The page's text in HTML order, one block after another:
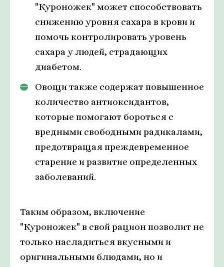
"Куроножек" может способствовать
снижению уровня сахара в крови и
помочь контролировать уровень
сахара у людей, страдающих
диабетом.
Овощи также содержат повышенное
количество антиоксидантов,
которые помогают бороться с
вредными свободными радикалами,
предотвращая преждевременное
старение и развитие определенных
заболеваний.
Таким образом, включение
"Куроножек" в свой рацион позволит не
только насладиться вкусными и
оригинальными блюдами, но и